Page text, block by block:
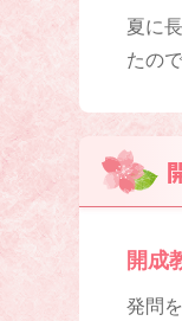
夏に
たの
開成
発問